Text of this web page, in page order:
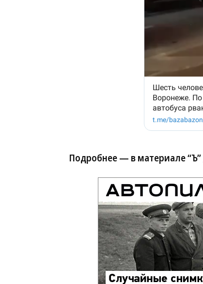
Подробнее — в материале “Ъ”